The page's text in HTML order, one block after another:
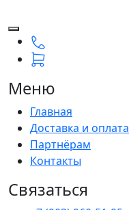
Меню
Главная
Доставка и оплата
Партнёрам
Контакты
Связаться